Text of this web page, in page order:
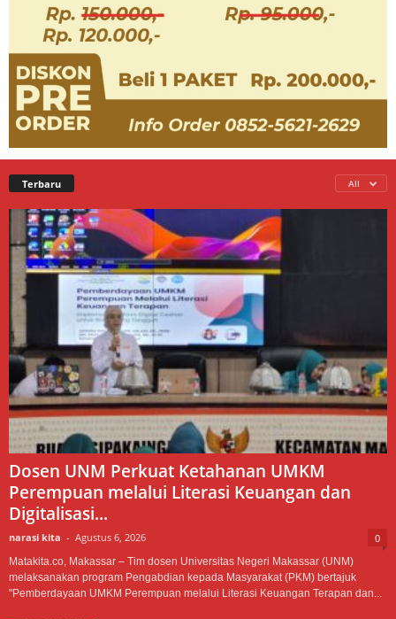
Terbaru All
Dosen UNM Perkuat Ketahanan UMKM
Perempuan melalui Literasi Keuangan dan
Digitalisasi...
narasi kita - Agustus 6, 2026 0
Matakita.co, Makassar – Tim dosen Universitas Negeri Makassar (UNM)
melaksanakan program Pengabdian kepada Masyarakat (PKM) bertajuk
"Pemberdayaan UMKM Perempuan melalui Literasi Keuangan Terapan dan...